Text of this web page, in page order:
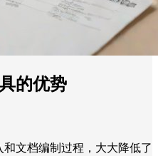
的优势
文档编制过程，大大降低了